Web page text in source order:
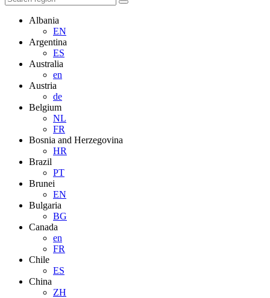
Albania
EN
Argentina
ES
Australia
en
Austria
de
Belgium
NL
FR
Bosnia and Herzegovina
HR
Brazil
PT
Brunei
EN
Bulgaria
BG
Canada
en
FR
Chile
ES
China
ZH